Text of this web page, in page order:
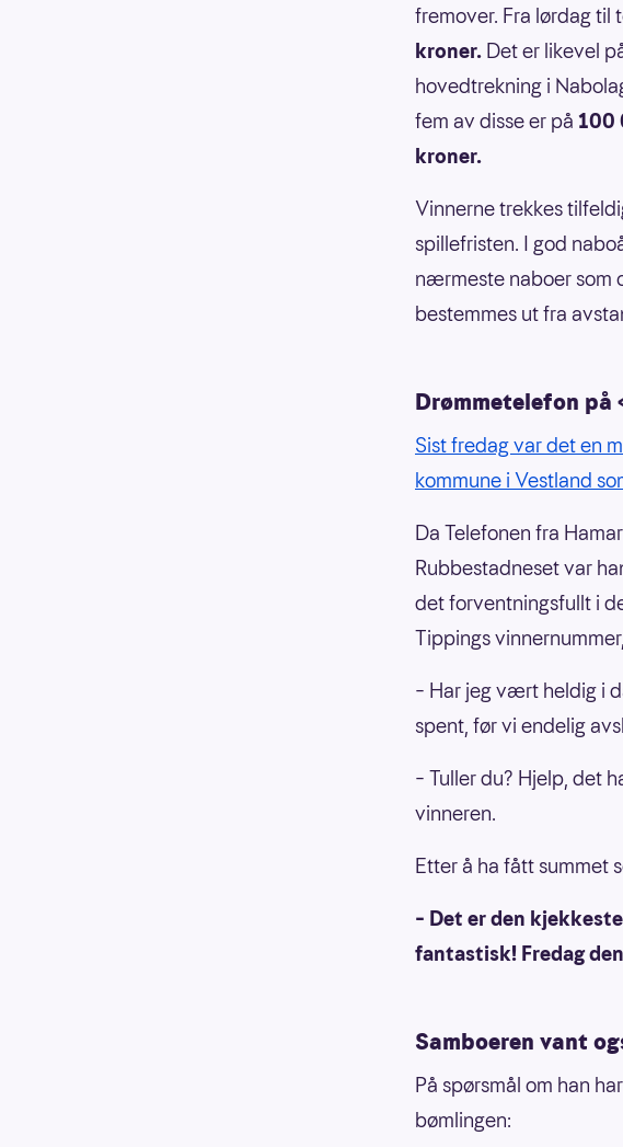
fremover. Fra lørdag til
kroner. Det er likevel
hovedtrekning i
fem av disse er på 100
kroner.
Vinnerne trekkes
spillefristen. I god
nærmeste naboer som
bestemmes ut fra
Drømmetelefon på
Sist fredag var det en
kommune i Vestland
Da Telefonen fra
Rubbestadneset var
det forventningsfullt i
Tippings
– Har jeg vært heldig i
spent, før vi endelig
– Tuller du? Hjelp, det
vinneren.
Etter å ha fått summet
– Det er den
fantastisk! Fredag
Samboeren vant
På spørsmål om han
bømlingen: